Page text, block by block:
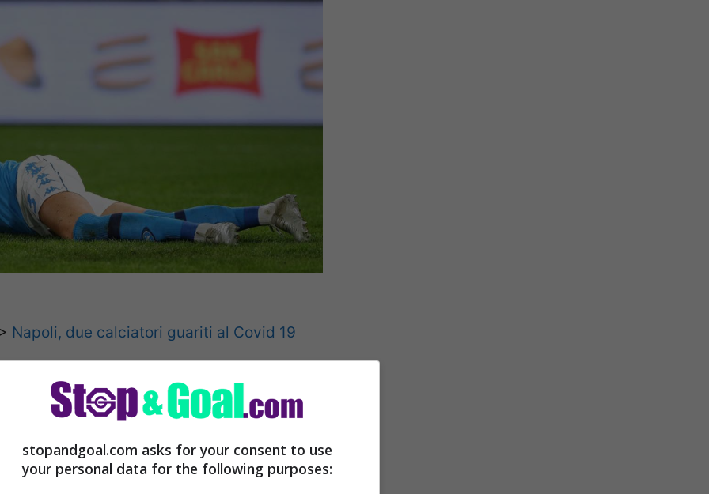
Napoli, due calciatori guariti al Covid 19
a Rrahmani: l’accusa
Auriemma a portare alla luce il video che
stopandgoal.com asks for your consent to use
your personal data for the following purposes: